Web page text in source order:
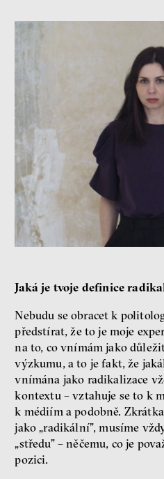
Jaká je tvoje definice
Nebudu se obracet k
předstírat, že to je moje
na to, co vnímám jako
výzkumu, a to je fakt, že
vnímána jako radikalizace
kontextu – vztahuje se to k
k médiím a podobně.
jako „radikální”, musíme
„středu” – něčemu, co je
pozici.